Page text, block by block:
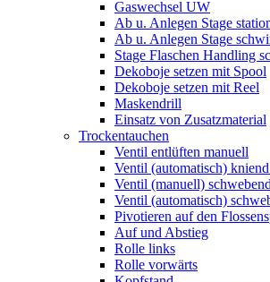
Gaswechsel UW
Ab u. Anlegen Stage
Ab u. Anlegen Stage
Stage Flaschen Handling
Dekoboje setzen mit Spool
Dekoboje setzen mit Reel
Maskendrill
Einsatz von Zusatzmaterial
Trockentauchen
Ventil entlüften manuell
Ventil (automatisch)
Ventil (manuell)
Ventil (automatisch)
Pivotieren auf den
Auf und Abstieg
Rolle links
Rolle vorwärts